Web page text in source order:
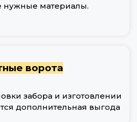
нужные материалы.
ворота
забора и изготовлении
дополнительная выгода